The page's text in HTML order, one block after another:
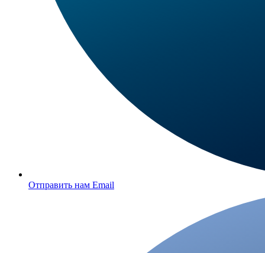
Отправить нам Email